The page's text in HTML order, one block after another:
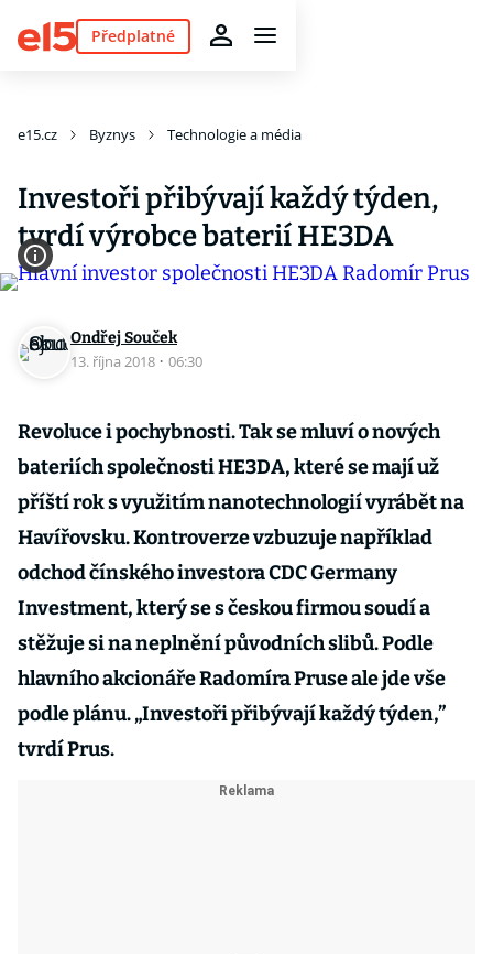
Předplatné
e15.cz Byznys Technologie a média
Investoři přibývají každý týden,
tvrdí výrobce baterií HE3DA
Ondřej Souček
13. října 2018 · 06:30
Revoluce i pochybnosti. Tak se mluví o nových
bateriích společnosti HE3DA, které se mají už
příští rok s využitím nanotechnologií vyrábět na
Havířovsku. Kontroverze vzbuzuje například
odchod čínského investora CDC Germany
Investment, který se s českou firmou soudí a
stěžuje si na neplnění původních slibů. Podle
hlavního akcionáře Radomíra Pruse ale jde vše
podle plánu. „Investoři přibývají každý týden,”
tvrdí Prus.